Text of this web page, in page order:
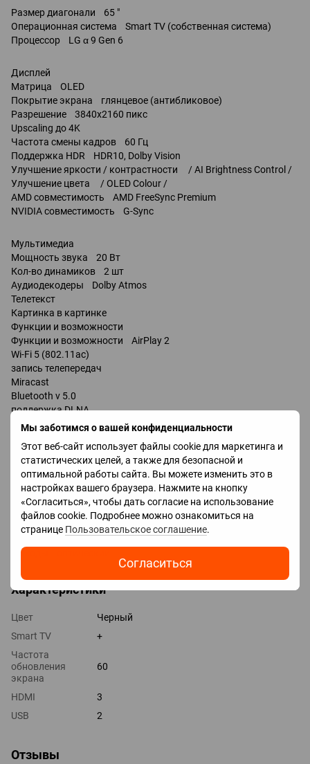
Мы заботимся о вашей конфиденциальности
Этот веб-сайт использует файлы cookie для маркетинга и
статистических целей, а также для безопасной и
оптимальной работы сайта. Вы можете изменить это в
настройках вашего браузера. Нажмите на кнопку
«Согласиться», чтобы дать согласие на использование
файлов cookie. Подробнее можно ознакомиться на
странице Пользовательское соглашение.
Согласиться
Размер диагонали 65 "
Операционная система Smart TV (собственная система)
Процессор LG α 9 Gen 6
Дисплей
Матрица OLED
Покрытие экрана глянцевое (антибликовое)
Разрешение 3840x2160 пикс
Upscaling до 4K
Частота смены кадров 60 Гц
Поддержка HDR HDR10, Dolby Vision
Улучшение яркости / контрастности / AI Brightness Control /
Улучшение цвета / OLED Colour /
AMD совместимость AMD FreeSync Premium
NVIDIA совместимость G-Sync
Мультимедиа
Мощность звука 20 Вт
Кол-во динамиков 2 шт
Аудиодекодеры Dolby Atmos
Телетекст
Картинка в картинке
Функции и возможности
Функции и возможности AirPlay 2
Wi-Fi 5 (802.11ac)
запись телепередач
Miracast
Bluetooth v 5.0
поддержка DLNA
управление голосом
Amazon Alexa
Разъемы
Входы USB 3 шт
LAN
HDMI 4 шт
Технологии HDMI VRR, ALLM, eARC
Выходы оптический
Характеристики
Цвет
Черный
Smart TV
+
Частота
обновления
экрана
60
HDMI
3
USB
2
Отзывы